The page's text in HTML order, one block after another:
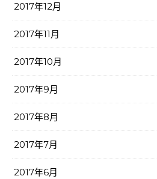
2017年12月
2017年11月
2017年10月
2017年9月
2017年8月
2017年7月
2017年6月